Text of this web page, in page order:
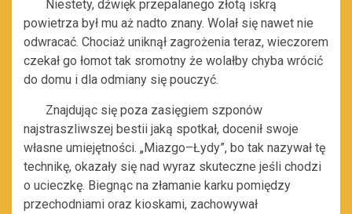
Niestety, dźwięk przepalanego złotą iskrą
powietrza był mu aż nadto znany. Wolał się nawet nie
odwracać. Chociaż uniknął zagrożenia teraz, wieczorem
czekał go łomot tak sromotny że wolałby chyba wrócić
do domu i dla odmiany się pouczyć.
Znajdując się poza zasięgiem szponów
najstraszliwszej bestii jaką spotkał, docenił swoje
własne umiejętności. „Miazgo–Łydy”, bo tak nazywał tę
technikę, okazały się nad wyraz skuteczne jeśli chodzi
o ucieczkę. Biegnąc na złamanie karku pomiędzy
przechodniami oraz kioskami, zachowywał